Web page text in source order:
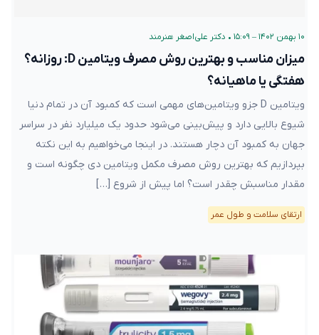
۱۰ بهمن ۱۴۰۲ – ۱۵:۰۹ • دکتر علی‌اصغر هنرمند
میزان مناسب و بهترین روش مصرف ویتامین D: روزانه؟
هفتگی یا ماهیانه؟
ویتامین D جزو ویتامین‌های مهمی است که کمبود آن در تمام دنیا
شیوع بالایی دارد و پیش‌بینی می‌شود حدود یک میلیارد نفر در سراسر
جهان به کمبود آن دچار هستند. در اینجا می‌خواهیم به این نکته
بپردازیم که بهترین روش مصرف مکمل ویتامین دی چگونه است و
مقدار مناسبش چقدر است؟ اما پیش از شروع […]
ارتقای سلامت و طول عمر